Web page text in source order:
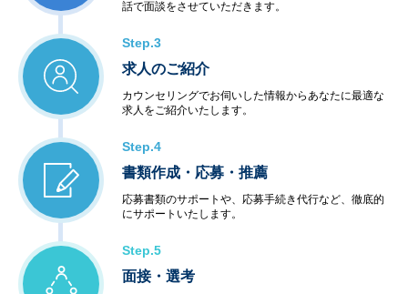
話で面談をさせていただきます。
Step.3
求人のご紹介
カウンセリングでお伺いした情報からあなたに最適な
求人をご紹介いたします。
Step.4
書類作成・応募・推薦
応募書類のサポートや、応募手続き代行など、徹底的
にサポートいたします。
Step.5
面接・選考